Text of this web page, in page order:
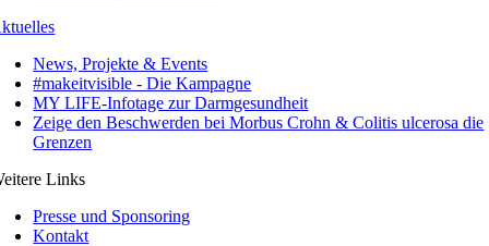
News, Projekte & Events
#makeitvisible - Die Kampagne
MY LIFE-Infotage zur Darmgesundheit
Zeige den Beschwerden bei Morbus Crohn & Colitis ulcerosa die
Grenzen
Links
Presse und Sponsoring
Kontakt